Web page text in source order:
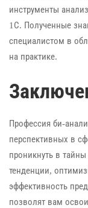
инструменты
1С. Полученные
специалистом в
на практике.
Профессия би-
перспективных в
проникнуть в
тенденции,
эффективность
позволят вам